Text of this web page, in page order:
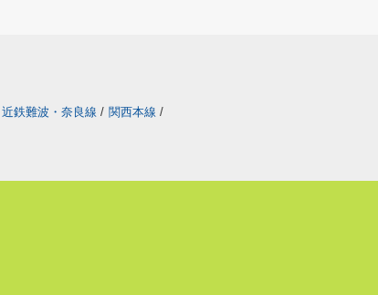
近鉄難波・奈良線 / 関西本線 /